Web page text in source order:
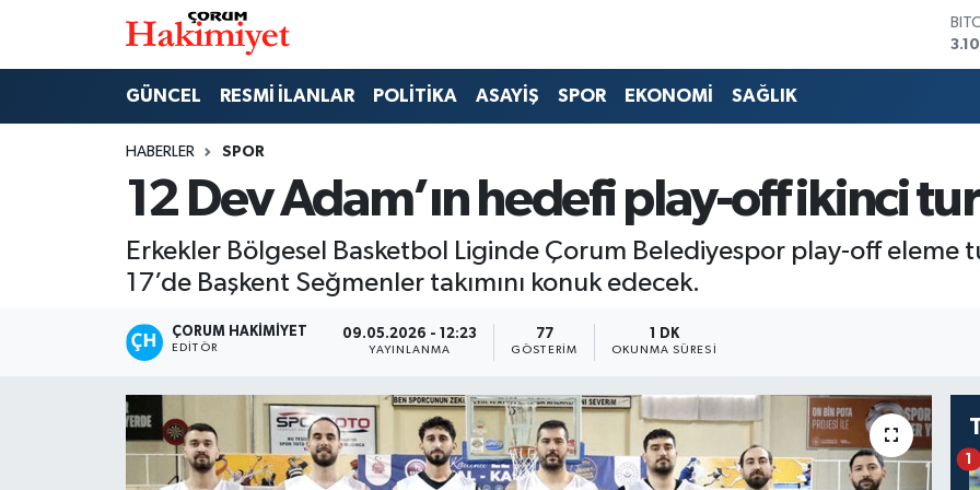
GÜNCEL RESMİ İLANLAR POLİTİKA ASAYİŞ SPOR EKONOMİ SAĞLIK
HABERLER SPOR
12 Dev Adam’ın hedefi play-off ikinci
Erkekler Bölgesel Basketbol Liginde Çorum Belediyespor play-off eleme
17’de Başkent Seğmenler takımını konuk edecek.
ÇORUM HAKIMIYET
EDITÖR
09.05.2026 - 12:23
YAYINLANMA
77
GÖSTERIM
1 DK
OKUNMA SÜRESI
1
GÜNCEL
AKTÜEL
Nöbetçi Eczaneler
Çorum Namaz Vakitleri
Trafik Durumu
Tüm Manşetler
Son Dakika Haberleri